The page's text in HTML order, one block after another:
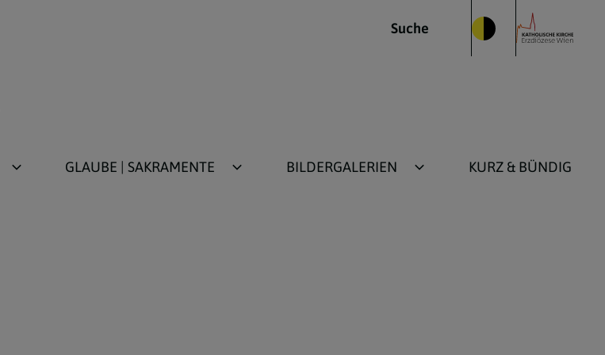
Suche
GLAUBE | SAKRAMENTE
BILDERGALERIEN
KURZ & BÜNDIG